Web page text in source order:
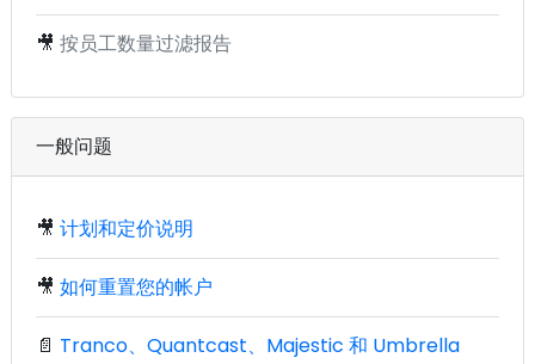
🎥 按员工数量过滤报告
一般问题
🎥 计划和定价说明
🎥 如何重置您的帐户
📄 Tranco、Quantcast、Majestic 和 Umbrella